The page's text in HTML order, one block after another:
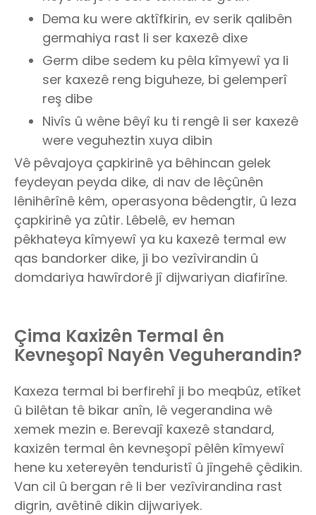
Dema ku were aktîfkirin, ev serik qalibên
germahiya rast li ser kaxezê dixe
Germ dibe sedem ku pêla kîmyewî ya li
ser kaxezê reng biguheze, bi gelemperî
reş dibe
Nivîs û wêne bêyî ku ti rengê li ser kaxezê
were veguheztin xuya dibin
Vê pêvajoya çapkirinê ya bêhincan gelek
feydeyan peyda dike, di nav de lêçûnên
lênihêrînê kêm, operasyona bêdengtir, û leza
çapkirinê ya zûtir. Lêbelê, ev heman
pêkhateya kîmyewî ya ku kaxezê termal ew
qas bandorker dike, ji bo vezîvirandin û
domdariya hawîrdorê jî dijwariyan diafirîne.
Çima Kaxizên Termal ên
Kevneşopî Nayên Veguherandin?
Kaxeza termal bi berfirehî ji bo meqbûz, etîket
û bilêtan tê bikar anîn, lê vegerandina wê
xemek mezin e. Berevajî kaxezê standard,
kaxizên termal ên kevneşopî pêlên kîmyewî
hene ku xetereyên tenduristî û jîngehê çêdikin.
Van cil û bergan rê li ber vezîvirandina rast
digrin, avêtinê dikin dijwariyek.